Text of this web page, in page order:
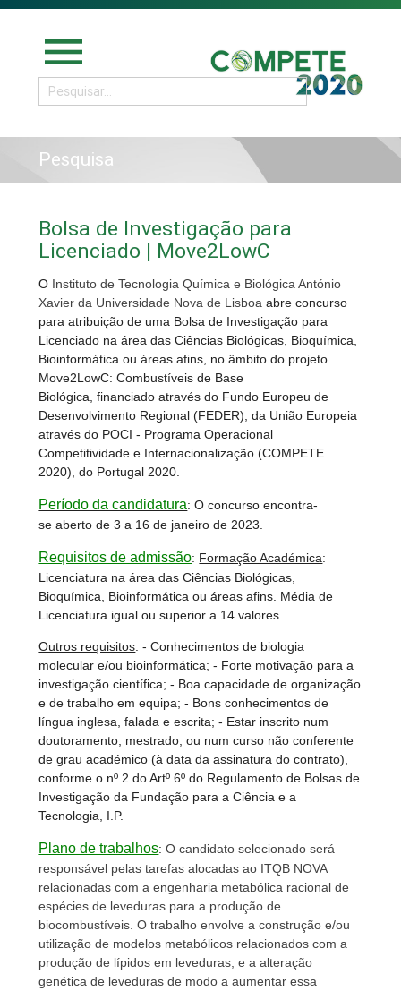
menu
Pesquisa
Bolsa de Investigação para
Licenciado | Move2LowC
O Instituto de Tecnologia Química e Biológica António
Xavier da Universidade Nova de Lisboa abre concurso
para atribuição de uma Bolsa de Investigação para
Licenciado na área das Ciências Biológicas, Bioquímica,
Bioinformática ou áreas afins, no âmbito do projeto
Move2LowC: Combustíveis de Base
Biológica, financiado através do Fundo Europeu de
Desenvolvimento Regional (FEDER), da União Europeia
através do POCI - Programa Operacional
Competitividade e Internacionalização (COMPETE
2020), do Portugal 2020.
Período da candidatura: O concurso encontra-
se aberto de 3 a 16 de janeiro de 2023.
Requisitos de admissão: Formação Académica:
Licenciatura na área das Ciências Biológicas,
Bioquímica, Bioinformática ou áreas afins. Média de
Licenciatura igual ou superior a 14 valores.
Outros requisitos: - Conhecimentos de biologia
molecular e/ou bioinformática; - Forte motivação para a
investigação científica; - Boa capacidade de organização
e de trabalho em equipa; - Bons conhecimentos de
língua inglesa, falada e escrita; - Estar inscrito num
doutoramento, mestrado, ou num curso não conferente
de grau académico (à data da assinatura do contrato),
conforme o nº 2 do Artº 6º do Regulamento de Bolsas de
Investigação da Fundação para a Ciência e a
Tecnologia, I.P.
Plano de trabalhos: O candidato selecionado será
responsável pelas tarefas alocadas ao ITQB NOVA
relacionadas com a engenharia metabólica racional de
espécies de leveduras para a produção de
biocombustíveis. O trabalho envolve a construção e/ou
utilização de modelos metabólicos relacionados com a
produção de lípidos em leveduras, e a alteração
genética de leveduras de modo a aumentar essa